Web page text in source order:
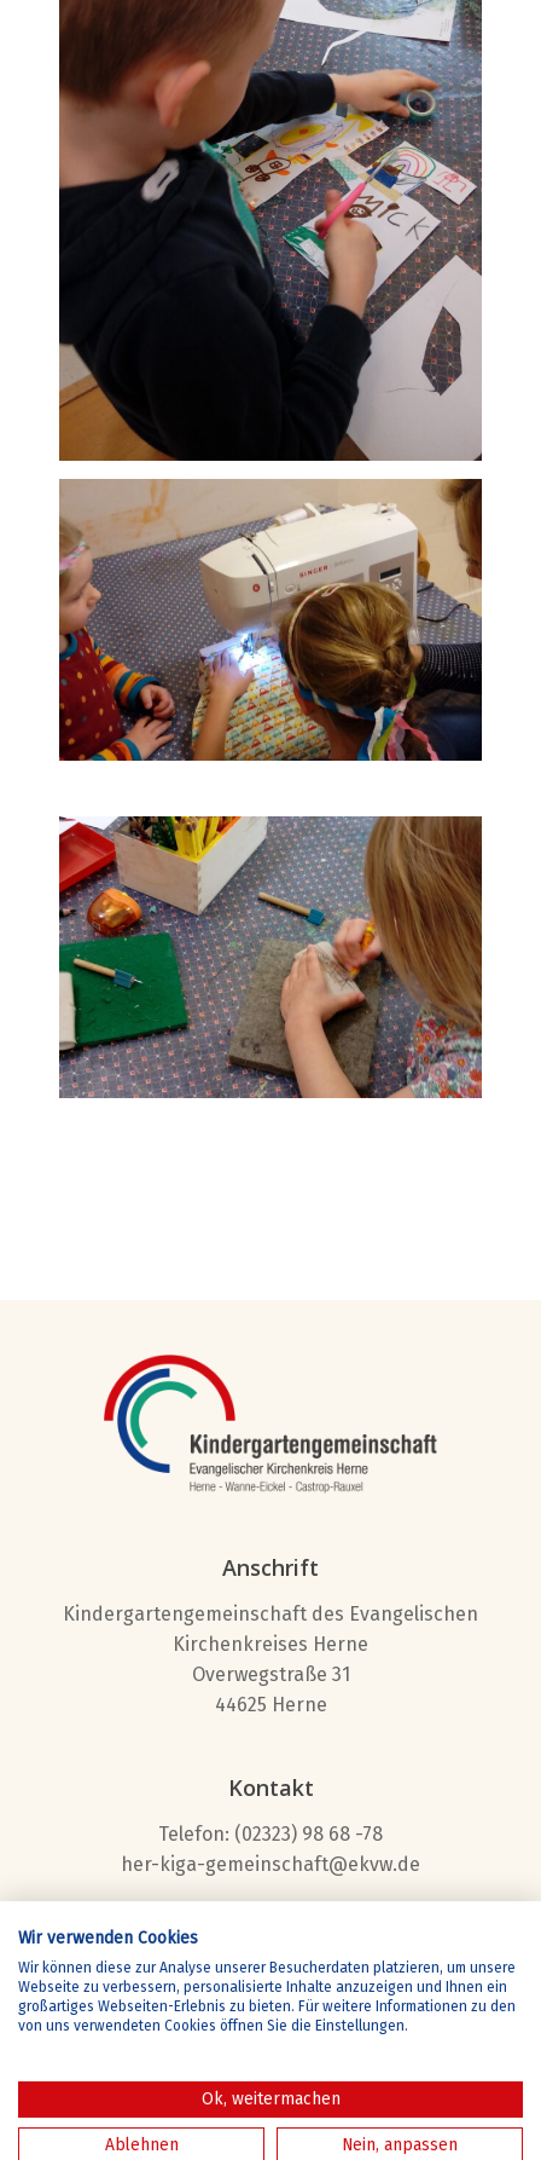
Anschrift
Kindergartengemeinschaft des Evangelischen
Kirchenkreises Herne
Overwegstraße 31
44625 Herne
Kontakt
Telefon: (02323) 98 68 -78
her-kiga-gemeinschaft@ekvw.de
©2026Kindergartengemeinschaft des Evangelischen
Kirchenkreises Herne
Datenschutz
Wir verwenden Cookies
Wir können diese zur Analyse unserer Besucherdaten platzieren, um unsere
Webseite zu verbessern, personalisierte Inhalte anzuzeigen und Ihnen ein
großartiges Webseiten-Erlebnis zu bieten. Für weitere Informationen zu den
von uns verwendeten Cookies öffnen Sie die Einstellungen.
Ok, weitermachen
Ablehnen Nein, anpassen